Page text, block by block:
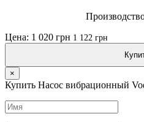
Цена: 1 020 грн 1 122 грн
×
Купить Насос вибрационный